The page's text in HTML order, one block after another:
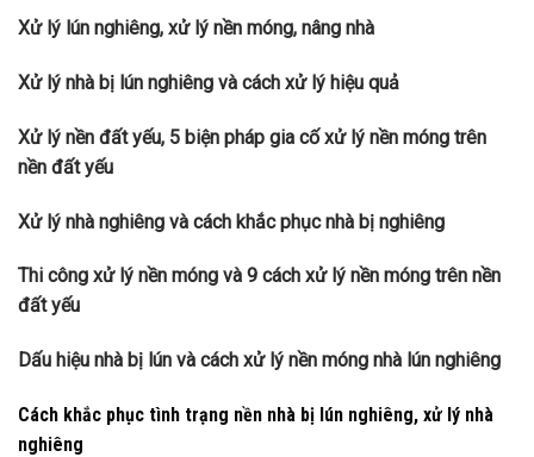
Xử lý lún nghiêng, xử lý nền móng, nâng nhà
Xử lý nhà bị lún nghiêng và cách xử lý hiệu quả
Xử lý nền đất yếu, 5 biện pháp gia cố xử lý nền móng trên
nền đất yếu
Xử lý nhà nghiêng và cách khắc phục nhà bị nghiêng
Thi công xử lý nền móng và 9 cách xử lý nền móng trên nền
đất yếu
Dấu hiệu nhà bị lún và cách xử lý nền móng nhà lún nghiêng
Cách khắc phục tình trạng nền nhà bị lún nghiêng, xử lý nhà
nghiêng